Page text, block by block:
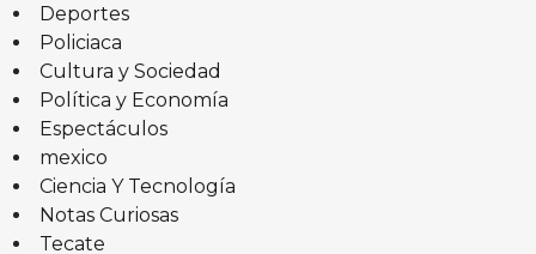
Deportes
Policiaca
Cultura y Sociedad
Política y Economía
Espectáculos
mexico
Ciencia Y Tecnología
Notas Curiosas
Tecate